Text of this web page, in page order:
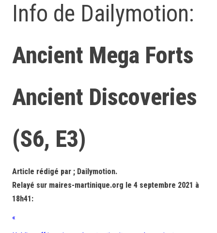
Info de Dailymotion:
Ancient Mega Forts
Ancient Discoveries
(S6, E3)
Article rédigé par ; Dailymotion.
Relayé sur maires-martinique.org le 4 septembre 2021 à
18h41:
«